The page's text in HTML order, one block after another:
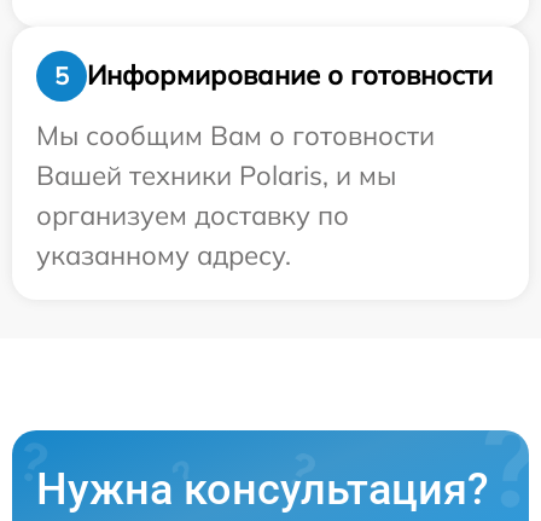
5
Информирование о готовности
Мы сообщим Вам о готовности
Вашей техники Polaris, и мы
организуем доставку по
указанному адресу.
Нужна консультация?